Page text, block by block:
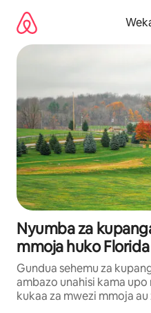
kwenda
kwenye
maudhui
Nyumba za
mmoja huko Florida
Gundua sehemu za
ambazo unahisi kama
kukaa za mwezi mmoja au